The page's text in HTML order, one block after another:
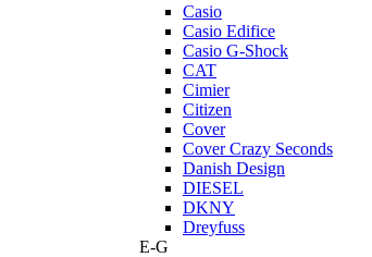
Casio
Casio Edifice
Casio G-Shock
CAT
Cimier
Citizen
Cover
Cover Crazy Seconds
Danish Design
DIESEL
DKNY
Dreyfuss
E-G